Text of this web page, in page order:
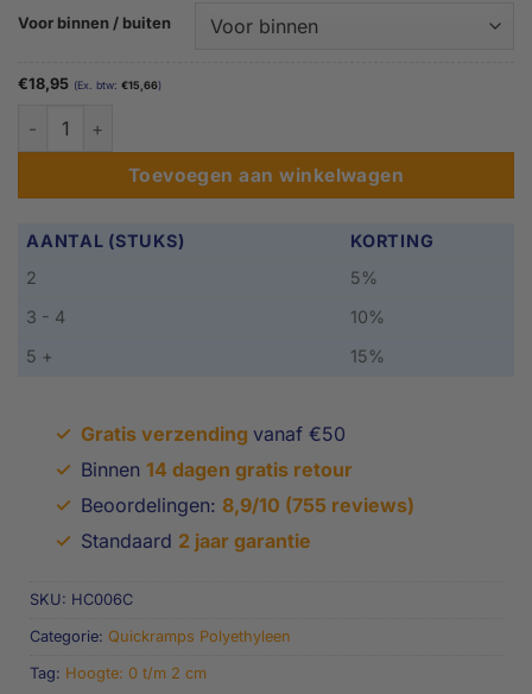
€22,50
Voor binnen / buiten
€18,95 (Ex. btw: €15,66)
0,6 cm Quickramp aantal
Toevoegen aan winkelwagen
AANTAL (STUKS)
KORTING
2
5%
3 - 4
10%
5 +
15%
✓ Gratis verzending vanaf €50
✓ Binnen 14 dagen gratis retour
✓ Beoordelingen: 8,9/10 (755 reviews)
✓ Standaard 2 jaar garantie
SKU: HC006C
Categorie: Quickramps Polyethyleen
Tag: Hoogte: 0 t/m 2 cm